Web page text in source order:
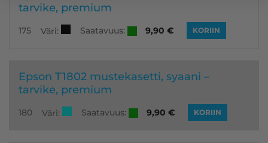
tarvike, premium
175 Väri: Saatavuus: 9,90 € KORIIN
Epson T1802 mustekasetti, syaani –
tarvike, premium
180 Väri: Saatavuus: 9,90 € KORIIN